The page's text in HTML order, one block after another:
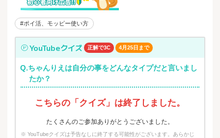
#ポイ活、モッピー使い方
YouTubeクイズ 正解で3C 4月25日まで
Q.ちゃんりえは自分の事をどんなタイプだと言いまし
たか？
こちらの「クイズ」は終了しました。
たくさんのご参加ありがとうございました。
※ YouTubeクイズは予告なしに終了する可能性がございます。あらかじ